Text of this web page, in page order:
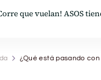
que vuelan! ASOS
¿Qué está pasando